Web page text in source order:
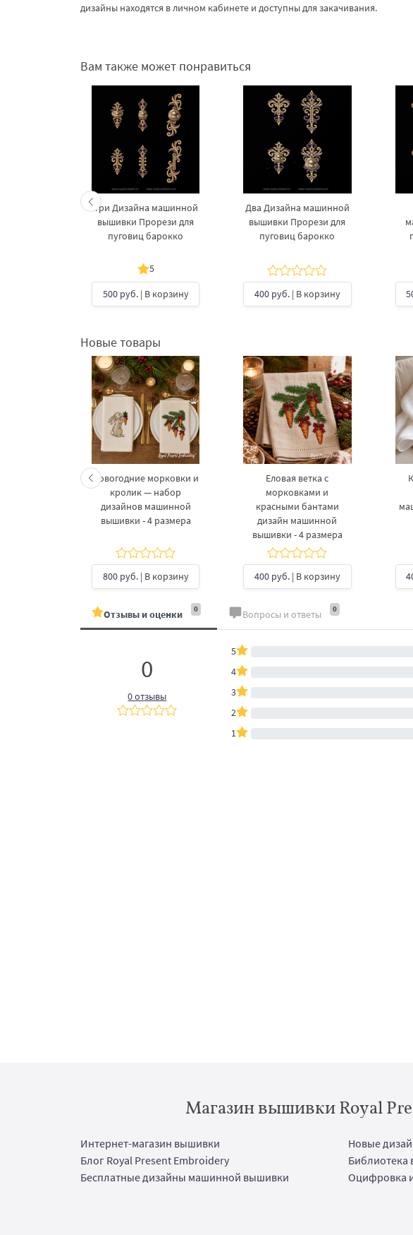
дизайны находятся в личном кабинете и доступны для закачивания.
Вам также может понравиться
Три Дизайна машинной
вышивки Прорези для
пуговиц барокко
5
500 руб.| В корзину
Два Дизайна машинной
вышивки Прорези для
пуговиц барокко
400 руб.| В корзину
Новые товары
Новогодние морковки и
кролик — набор
дизайнов машинной
вышивки - 4 размера
800 руб.| В корзину
Еловая ветка с
морковками и
красными бантами
дизайн машинной
вышивки - 4 размера
400 руб.| В корзину
Отзывы и оценки 0 Вопросы и ответы 0
0
0 отзывы
5
4
3
2
1
Магазин вышивки Royal
Интернет-магазин вышивки Новые
Блог Royal Present Embroidery
Библиотека
Бесплатные дизайны машинной вышивки
Оцифровка